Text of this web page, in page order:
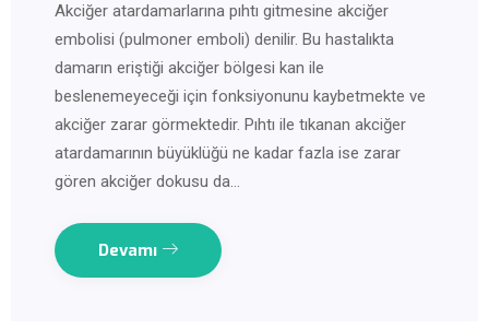
Akciğer atardamarlarına pıhtı gitmesine akciğer
embolisi (pulmoner emboli) denilir. Bu hastalıkta
damarın eriştiği akciğer bölgesi kan ile
beslenemeyeceği için fonksiyonunu kaybetmekte ve
akciğer zarar görmektedir. Pıhtı ile tıkanan akciğer
atardamarının büyüklüğü ne kadar fazla ise zarar
gören akciğer dokusu da…
Devamı